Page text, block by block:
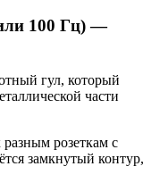
100 Гц) —
гул, который
части
розеткам с
замкнутый контур,